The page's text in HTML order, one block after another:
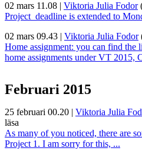
02 mars 11.08 | Viktoria Julia Fodor
Project deadline is extended to
02 mars 09.43 | Viktoria Julia Fodor
Home assignment: you can find the
home assignments under VT 2015,
Februari 2015
25 februari 00.20 | Viktoria Julia
läsa
As many of you noticed, there are
Project 1. I am sorry for this, ...